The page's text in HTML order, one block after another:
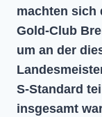
machten sich
Gold-Club
um an der
S-Standard
insgesamt